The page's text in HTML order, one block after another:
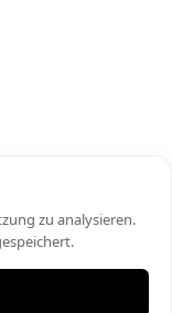
zu analysieren.